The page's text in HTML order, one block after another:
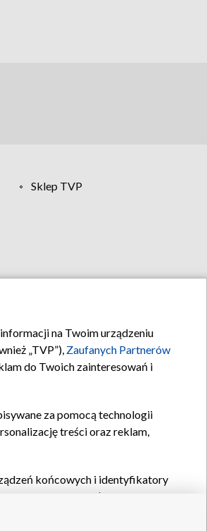
Sklep TVP
na Twoim urządzeniu
„TVP”), Zaufanych Partnerów
do Twoich zainteresowań i
za pomocą technologii
treści oraz reklam,
końcowych i identyfikatory
oraz pozostałych
wyboru spersonalizowanych